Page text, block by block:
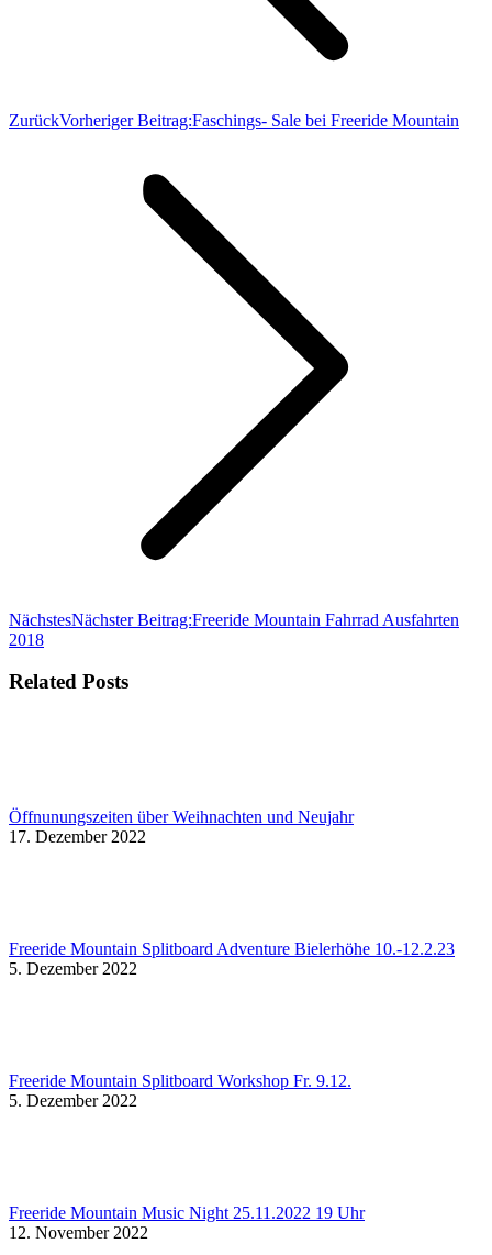
ZurückVorheriger Beitrag:Faschings- Sale bei Freeride Mountain
NächstesNächster Beitrag:Freeride Mountain Fahrrad Ausfahrten
2018
Related Posts
Öffnunungszeiten über Weihnachten und Neujahr
17. Dezember 2022
Freeride Mountain Splitboard Adventure Bielerhöhe 10.-12.2.23
5. Dezember 2022
Freeride Mountain Splitboard Workshop Fr. 9.12.
5. Dezember 2022
Freeride Mountain Music Night 25.11.2022 19 Uhr
12. November 2022